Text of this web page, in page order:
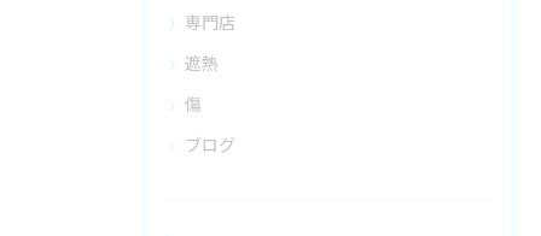
専門店
遮熱
傷
ブログ